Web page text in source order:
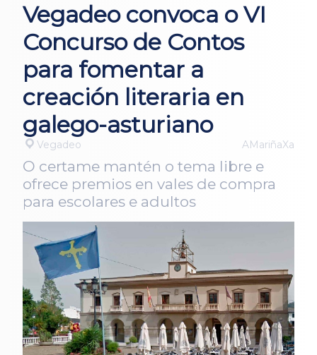
Vegadeo convoca o VI
Concurso de Contos
para fomentar a
creación literaria en
galego-asturiano
Vegadeo AMariñaXa
O certame mantén o tema libre e
ofrece premios en vales de compra
para escolares e adultos